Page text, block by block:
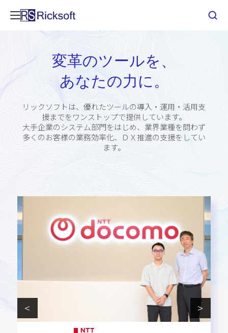
変革のツールを、
あなたの力に。
リックソフトは、優れたツールの導入・運用・活用支
援までをワンストップで提供しています。
大手企業のシステム部門をはじめ、 業界業種を問わず
多くのお客様の業務効率化、ＤＸ推進の支援をしてい
ます。